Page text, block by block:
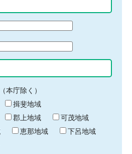
本庁除く）
揖斐地域
郡上地域
可茂地域
恵那地域
下呂地域